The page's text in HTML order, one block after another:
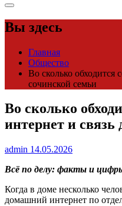
Вы здесь
Главная
Общество
Во сколько обходится
сочинской семьи
Во сколько
интернет и связь
admin 14.05.2026
Всё по делу: факты и
Когда в доме несколько
домашний интернет по